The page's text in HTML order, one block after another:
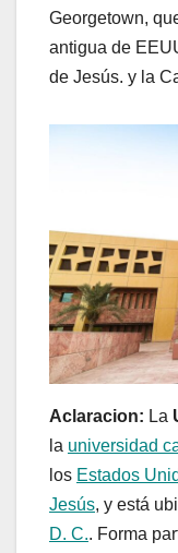
Georgetown,
antigua de
de Jesús. y la
Aclaracion: La
la universidad
los Estados
Jesús, y está
D. C.. Forma